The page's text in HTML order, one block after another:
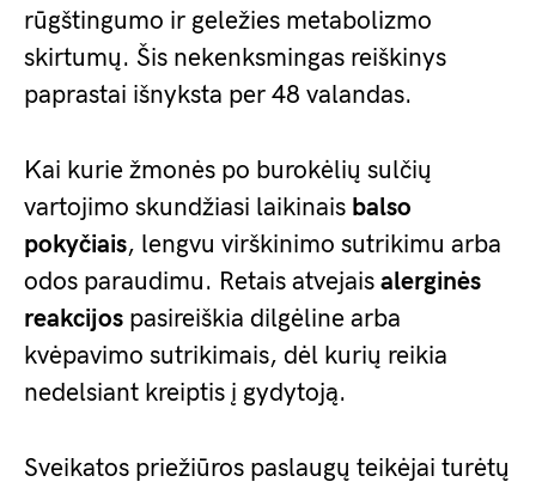
rūgštingumo ir geležies metabolizmo
skirtumų. Šis nekenksmingas reiškinys
paprastai išnyksta per 48 valandas.
Kai kurie žmonės po burokėlių sulčių
vartojimo skundžiasi laikinais balso
pokyčiais, lengvu virškinimo sutrikimu arba
odos paraudimu. Retais atvejais alerginės
reakcijos pasireiškia dilgėline arba
kvėpavimo sutrikimais, dėl kurių reikia
nedelsiant kreiptis į gydytoją.
Sveikatos priežiūros paslaugų teikėjai turėtų